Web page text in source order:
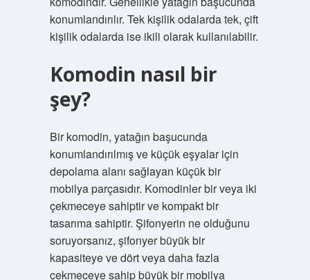
konumlandırılır. Tek kişilik odalarda tek, çift
kişilik odalarda ise ikili olarak kullanılabilir.
Komodin nasıl bir
şey?
Bir komodin, yatağın başucunda
konumlandırılmış ve küçük eşyalar için
depolama alanı sağlayan küçük bir
mobilya parçasıdır. Komodinler bir veya iki
çekmeceye sahiptir ve kompakt bir
tasarıma sahiptir. Şifonyerin ne olduğunu
soruyorsanız, şifonyer büyük bir
kapasiteye ve dört veya daha fazla
çekmeceye sahip büyük bir mobilya